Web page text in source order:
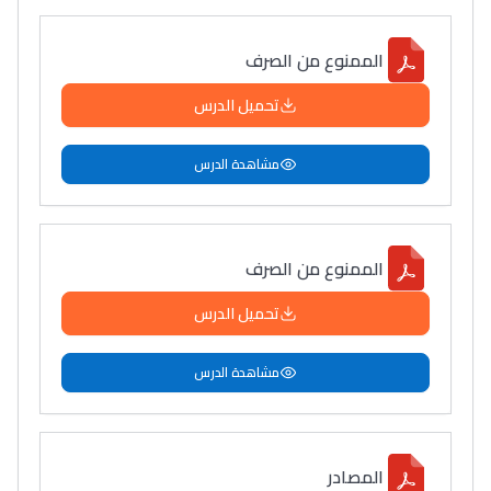
الممنوع من الصرف
تحميل الدرس
مشاهدة الدرس
الممنوع من الصرف
تحميل الدرس
مشاهدة الدرس
المصادر